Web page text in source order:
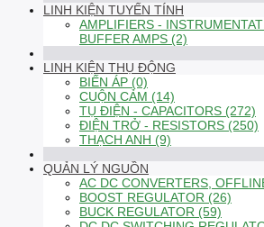
LINH KIỆN TUYẾN TÍNH
AMPLIFIERS -
BUFFER AMPS (2)
LINH KIỆN THỤ ĐỘNG
BIẾN ÁP (0)
CUỘN CẢM (14)
TỤ ĐIỆN - CAPACITORS (272)
ĐIỆN TRỞ - RESISTORS (250)
THẠCH ANH (9)
QUẢN LÝ NGUỒN
AC DC CONVERTERS,
BOOST REGULATOR (26)
BUCK REGULATOR (59)